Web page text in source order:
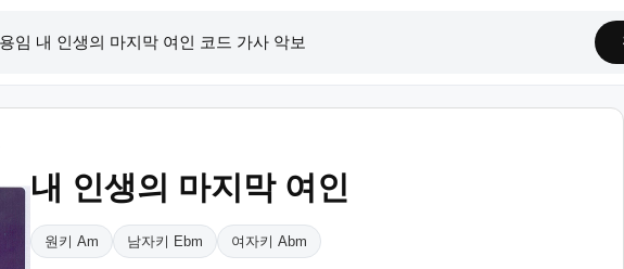
내 인생의 마지막 여인
원키 Am 남자키 Ebm 여자키 Abm